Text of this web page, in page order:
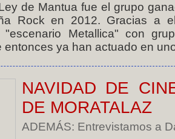
de Mantua fue el grupo
Rock en 2012. Gracias a
"escenario Metallica" con
ya han actuado en
NAVIDAD DE
DE MORATALAZ
ADEMÁS: Entrevistamos a